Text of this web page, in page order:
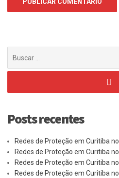
por:
Posts recentes
Redes de Proteção em Curitiba
Redes de Proteção em Curitiba
Redes de Proteção em Curitiba
Redes de Proteção em Curitiba